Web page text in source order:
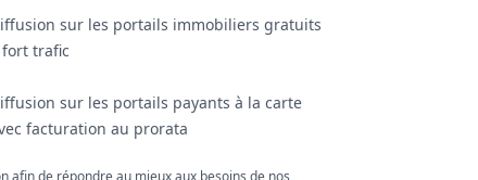
sur les portails immobiliers gratuits
trafic
sur les portails payants à la carte
facturation au prorata